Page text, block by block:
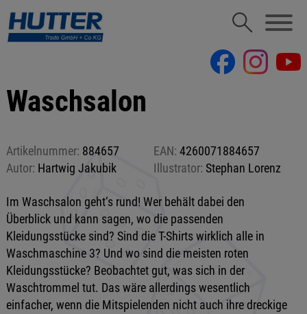
Waschsalon
Artikelnummer: 884657 EAN: 4260071884657
Autor: Hartwig Jakubik Illustrator: Stephan Lorenz
Im Waschsalon geht‘s rund! Wer behält dabei den
Überblick und kann sagen, wo die passenden
Kleidungsstücke sind? Sind die T-Shirts wirklich alle in
Waschmaschine 3? Und wo sind die meisten roten
Kleidungsstücke? Beobachtet gut, was sich in der
Waschtrommel tut. Das wäre allerdings wesentlich
einfacher, wenn die Mitspielenden nicht auch ihre dreckige